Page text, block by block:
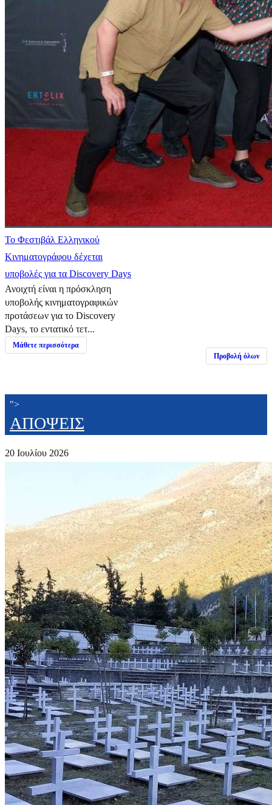
Το Φεστιβάλ Ελληνικού
Κινηματογράφου δέχεται
υποβολές για τα Discovery Days
Ανοιχτή είναι η πρόσκληση
υποβολής κινηματογραφικών
προτάσεων για το Discovery
Days, το εντατικό τετ...
Μάθετε περισσότερα
Προβολή όλων
">
ΑΠΟΨΕΙΣ
20 Ιουλίου 2026